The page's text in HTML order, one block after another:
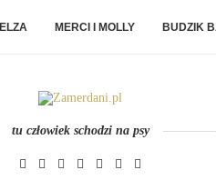
ELZA MERCI I MOLLY BUDZIK
tu człowiek schodzi na psy